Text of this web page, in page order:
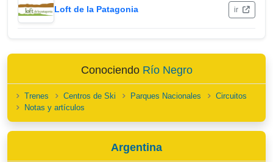
Loft de la Patagonia ir
Conociendo Río Negro
Trenes Centros de Ski Parques Nacionales
Circuitos
Notas y artículos
Argentina